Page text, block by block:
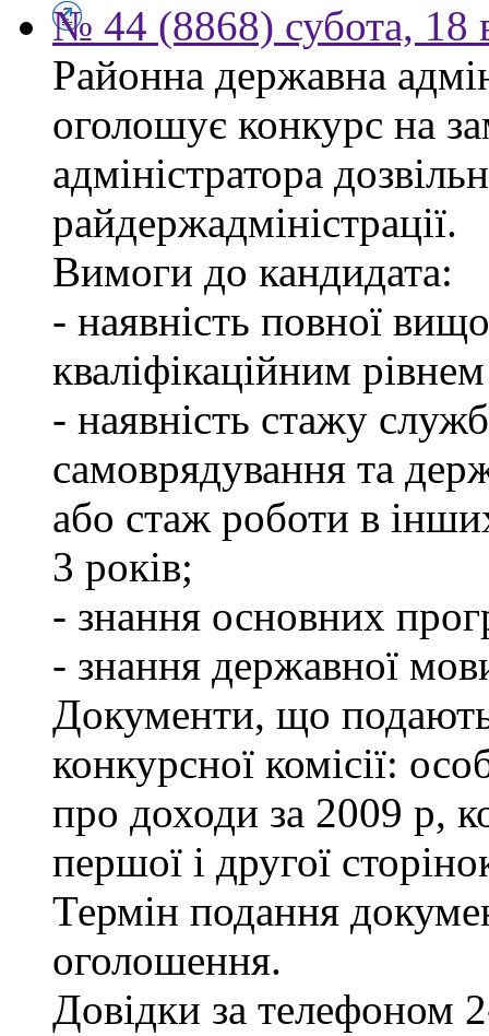
№ 44 (8868) субота, 18
Районна державна
оголошує конкурс на
адміністратора
райдержадміністрації.
Вимоги до кандидата:
- наявність повної
кваліфікаційним
- наявність стажу
самоврядування та
або стаж роботи в
3 років;
- знання основних
- знання державної
Документи, що
конкурсної комісії:
про доходи за 2009 р,
першої і другої
Термін подання
оголошення.
Довідки за телефоном